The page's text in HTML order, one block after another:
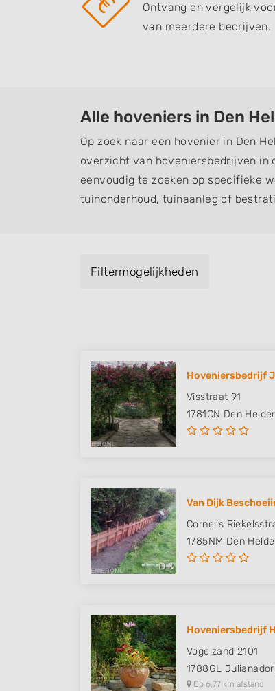
Ontvang en vergelijk
van meerdere bedrijven.
Alle hoveniers in Den
Op zoek naar een hovenier in Den
overzicht van hoveniersbedrijven in
eenvoudig te zoeken op specifieke
tuinonderhoud, tuinaanleg of
Filtermogelijkheden
Hoveniersbedrijf
Visstraat 91
1781CN Den Helder
Van Dijk
Cornelis
1785NM Den
Hoveniersbedrijf
Vogelzand 2101
1788GL
Op 6,77 km afstand